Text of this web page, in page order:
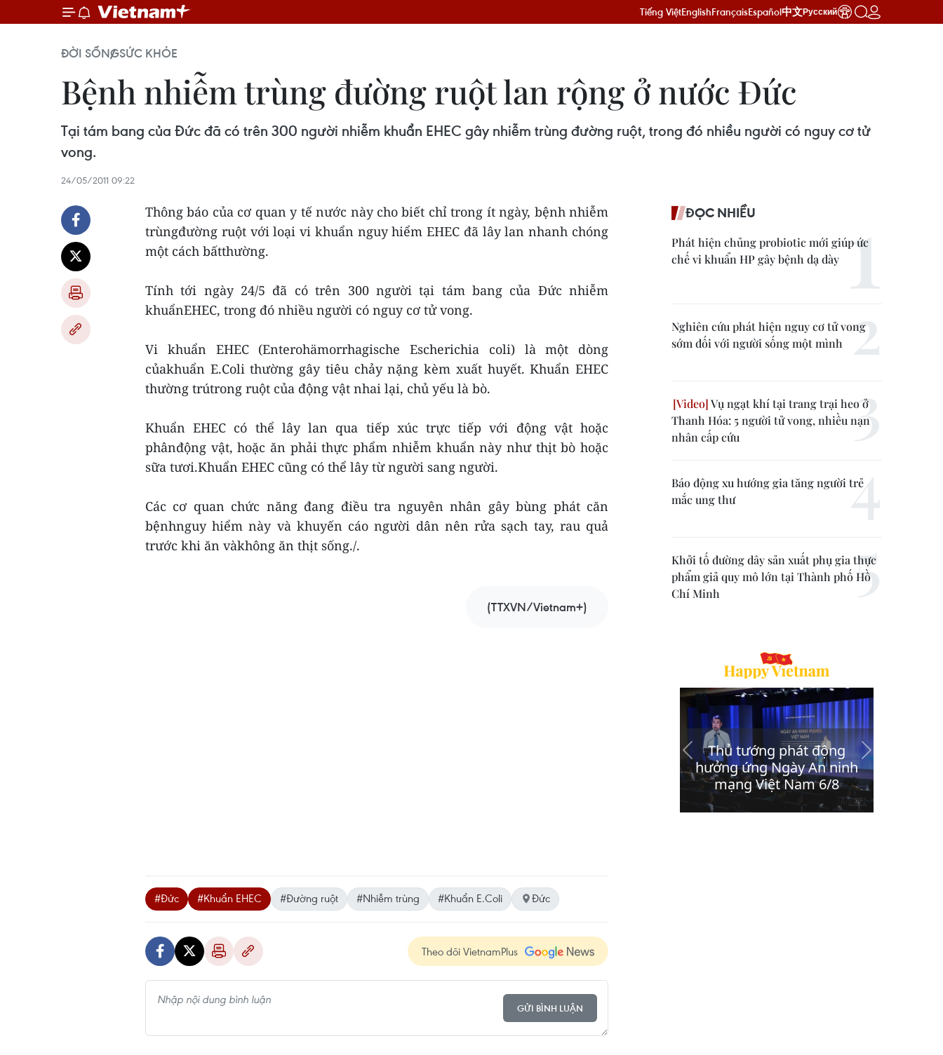
Tiếng ViệtEnglishFrançaisEspañol中文Русский
ĐỜI SỐNGSỨC KHỎE
Bệnh nhiễm trùng đường ruột lan rộng ở nước Đức
Tại tám bang của Đức đã có trên 300 người nhiễm khuẩn EHEC gây nhiễm trùng đường ruột, trong đó nhiều người có nguy cơ tử
vong.
24/05/2011 09:22
Thông báo của cơ quan y tế nước này cho biết chỉ trong ít ngày, bệnh nhiễm
trùngđường ruột với loại vi khuẩn nguy hiểm EHEC đã lây lan nhanh chóng
một cách bấtthường.
Tính tới ngày 24/5 đã có trên 300 người tại tám bang của Đức nhiễm
khuẩnEHEC, trong đó nhiều người có nguy cơ tử vong.
Vi khuẩn EHEC (Enterohämorrhagische Escherichia coli) là một dòng
củakhuẩn E.Coli thường gây tiêu chảy nặng kèm xuất huyết. Khuẩn EHEC
thường trútrong ruột của động vật nhai lại, chủ yếu là bò.
Khuẩn EHEC có thể lây lan qua tiếp xúc trực tiếp với động vật hoặc
phânđộng vật, hoặc ăn phải thực phẩm nhiễm khuẩn này như thịt bò hoặc
sữa tươi.Khuẩn EHEC cũng có thể lây từ người sang người.
Các cơ quan chức năng đang điều tra nguyên nhân gây bùng phát căn
bệnhnguy hiểm này và khuyến cáo người dân nên rửa sạch tay, rau quả
trước khi ăn vàkhông ăn thịt sống./.
(TTXVN/Vietnam+)
#Đức #Khuẩn EHEC #Đường ruột #Nhiễm trùng #Khuẩn E.Coli Đức
Theo dõi VietnamPlus
GỬI BÌNH LUẬN
ĐỌC NHIỀU
Phát hiện chủng probiotic mới giúp ức
chế vi khuẩn HP gây bệnh dạ dày
Nghiên cứu phát hiện nguy cơ tử vong
sớm đối với người sống một mình
Vụ ngạt khí tại trang trại heo ở
Thanh Hóa: 5 người tử vong, nhiều nạn
nhân cấp cứu
Báo động xu hướng gia tăng người trẻ
mắc ung thư
Khởi tố đường dây sản xuất phụ gia thực
phẩm giả quy mô lớn tại Thành phố Hồ
Chí Minh